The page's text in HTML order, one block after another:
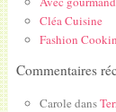
Cléa Cuisine
Fashion
Commentaires
Carole dans